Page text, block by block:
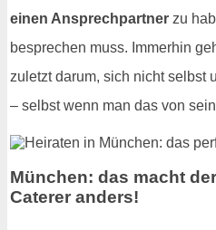
einen Ansprechpartner zu
besprechen muss. Immerhin
zuletzt darum, sich nicht selbst
– selbst wenn man das von
München: das macht
Caterer anders!